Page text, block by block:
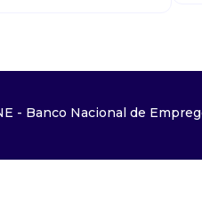
- Banco Nacional de